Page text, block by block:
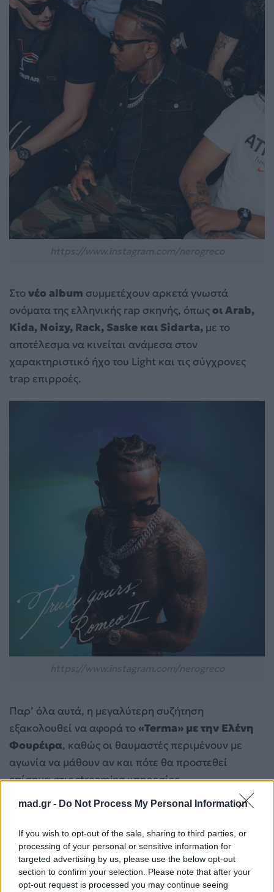
mad.gr - Do Not Process My Personal Information
If you wish to opt-out of the sale, sharing to third parties, or
processing of your personal or sensitive information for
targeted advertising by us, please use the below opt-out
section to confirm your selection. Please note that after your
opt-out request is processed you may continue seeing
Στονέο album συμμετέχουν αρκετά γνωστά
ονόματα της ελληνικής rap σκηνής, όπωςοι Arab,
Kida, Noizy, Rack, Saske και Sidarta, με το
αποτέλεσμα να κινείται ανάμεσα στον
χαρακτηριστικό ήχο του Light και τις σύγχρονες
trap επιρροές.
Παρ’ όλα αυτά, η μεγαλύτερη συζήτηση
εξακολουθεί να αφορά το«Terma» με την Ελένη
Φουρέιρα, καθώς οι θαυμαστές περιμένουν με
αγωνία να μάθουν αν και πότε θα προστεθεί
επίσημα στις streaming υπηρεσίες.